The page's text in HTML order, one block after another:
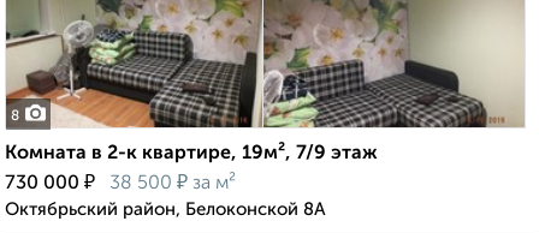
8
Комната в 2-к квартире, 19м², 7/9 этаж
730 000 ₽ 38 500 ₽ за м²
Октябрьский район, Белоконской 8А